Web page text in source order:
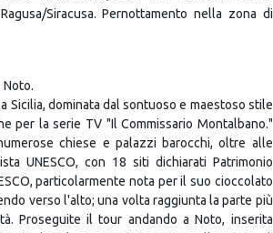
la domenica) e passeggiare nel centro città,
dell'Umanità UNESCO insieme ad altre città
e l'Orecchio di Dionisio. Proseguimento della
vicoli stretti, dalle viste sul mare e dalla
Siracusa. Pernottamento nella zona di
dominata dal sontuoso e maestoso stile
per la serie TV "Il Commissario Montalbano."